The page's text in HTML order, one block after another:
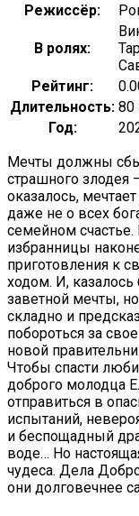
Режиссёр:
В ролях:
Рейтинг:
Длительность: 80
Год:
Мечты должны
страшного злодея
оказалось,
даже не о всех
семейном
избранницы
приготовления к
ходом. И,
заветной мечты,
складно и
побороться за
новой
Чтобы спасти
доброго молодца
отправиться в
испытаний,
и беспощадный
воде… Но
чудеса. Дела
они долговечнее